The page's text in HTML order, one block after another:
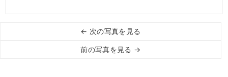
← 次の写真を見る
前の写真を見る →